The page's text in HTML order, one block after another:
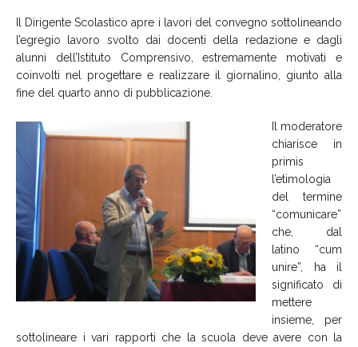
Il Dirigente Scolastico apre i lavori del convegno sottolineando
l’egregio lavoro svolto dai docenti della redazione e dagli
alunni dell’Istituto Comprensivo, estremamente motivati e
coinvolti nel progettare e realizzare il giornalino, giunto alla
fine del quarto anno di pubblicazione.
Il moderatore
chiarisce in
primis
l’etimologia
del termine
“comunicare”
che, dal
latino “cum
unire”, ha il
significato di
mettere
insieme, per
sottolineare i vari rapporti che la scuola deve avere con la